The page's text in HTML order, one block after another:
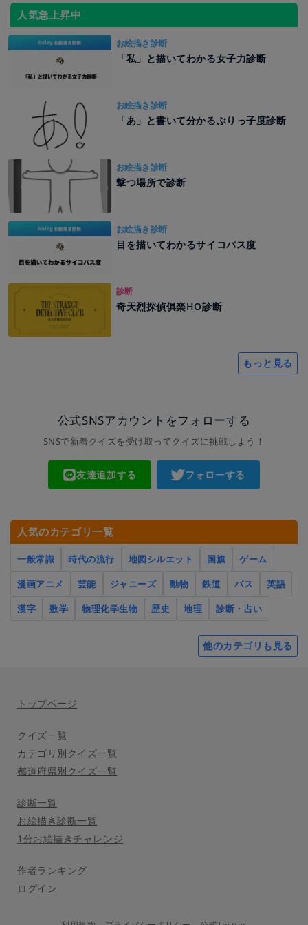
人気急上昇中
お絵描き診断
「私」と描いてわかる女子力診断
お絵描き診断
「あ」と書いて分かるぶりっ子度診断
お絵描き診断
撃つ場所で診断
お絵描き診断
目を描いてわかるサイコパス度
診断
奇天烈探偵俱楽HO診断
もっと見る
公式SNSアカウントをフォローする
SNSで新着クイズを受け取ってクイズに挑戦しよう！
友達追加する フォローする
人気のカテゴリ一覧
一般常識 時代の流行 地図シルエット 国旗
ゲーム
漫画アニメ
芸能 ジャニーズ 動物 鉄道 バス
英語
漢字
数学 物理化学生物 歴史 地理 診断・占い
他のカテゴリも見る
トップページ
クイズ一覧
カテゴリ別クイズ一覧
都道府県別クイズ一覧
診断一覧
お絵描き診断一覧
1分お絵描きチャレンジ
作者ランキング
ログイン